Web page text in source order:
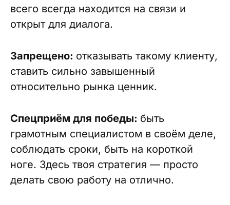
всего всегда находится на связи и
открыт для диалога.
Запрещено: отказывать такому клиенту,
ставить сильно завышенный
относительно рынка ценник.
Спецприём для победы: быть
грамотным специалистом в своём деле,
соблюдать сроки, быть на короткой
ноге. Здесь твоя стратегия — просто
делать свою работу на отлично.